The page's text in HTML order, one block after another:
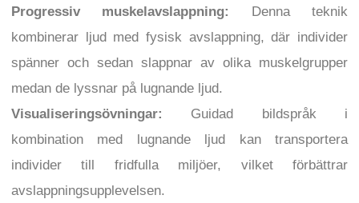
Progressiv muskelavslappning:
Denna teknik
kombinerar ljud med fysisk avslappning, där individer
spänner och sedan slappnar av olika muskelgrupper
medan de lyssnar på lugnande ljud.
Visualiseringsövningar:
Guidad bildspråk i
kombination med lugnande ljud kan transportera
individer till fridfulla miljöer, vilket förbättrar
avslappningsupplevelsen.